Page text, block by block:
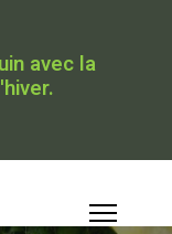
avec la